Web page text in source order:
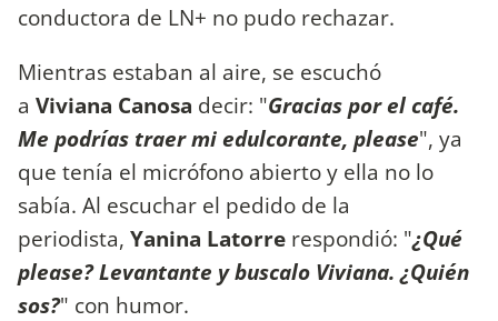
conductora de LN+ no pudo rechazar.
Mientras estaban al aire, se escuchó
a Viviana Canosa decir: "Gracias por el café.
Me podrías traer mi edulcorante, please", ya
que tenía el micrófono abierto y ella no lo
sabía. Al escuchar el pedido de la
periodista, Yanina Latorre respondió: "¿Qué
please? Levantante y buscalo Viviana. ¿Quién
sos?" con humor.